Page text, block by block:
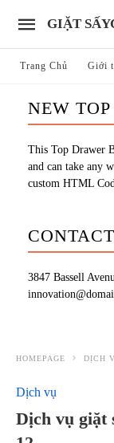
Trang Chủ Giới
NEW
This Top Drawer
and can take any
custom HTML
3847 Bassell
HOMEPAGE DỊCH
Dịch vụ
Dịch vụ giặt